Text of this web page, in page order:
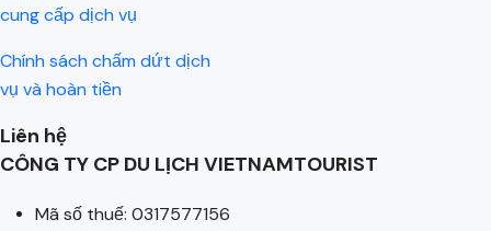
cung cấp dịch vụ
Chính sách chấm dứt dịch
vụ và hoàn tiền
Liên hệ
CÔNG TY CP DU LỊCH VIETNAMTOURIST
Mã số thuế: 0317577156